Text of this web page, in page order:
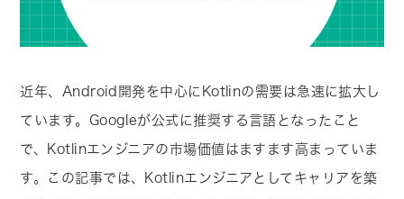
近年、Android開発を中心にKotlinの需要は急速に拡大し
ています。Googleが公式に推奨する言語となったこと
で、Kotlinエンジニアの市場価値はますます高まっていま
す。この記事では、Kotlinエンジニアとしてキャリアを築